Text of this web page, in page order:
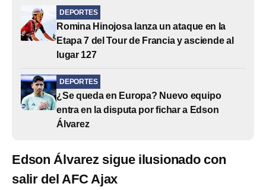
DEPORTES
Romina Hinojosa lanza un ataque en la
Etapa 7 del Tour de Francia y asciende al
lugar 127
DEPORTES
¿Se queda en Europa? Nuevo equipo
entra en la disputa por fichar a Edson
Álvarez
Edson Álvarez sigue ilusionado con
salir del AFC Ajax